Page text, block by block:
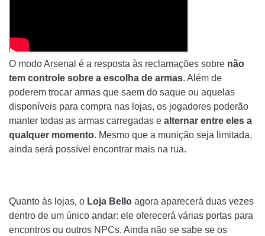
O modo Arsenal é a resposta às reclamações sobre não
tem controle sobre a escolha de armas. Além de
poderem trocar armas que saem do saque ou aquelas
disponíveis para compra nas lojas, os jogadores poderão
manter todas as armas carregadas e alternar entre eles a
qualquer momento. Mesmo que a munição seja limitada,
ainda será possível encontrar mais na rua.
Quanto às lojas, o Loja Bello agora aparecerá duas vezes
dentro de um único andar: ele oferecerá várias portas para
encontros ou outros NPCs. Ainda não se sabe se os